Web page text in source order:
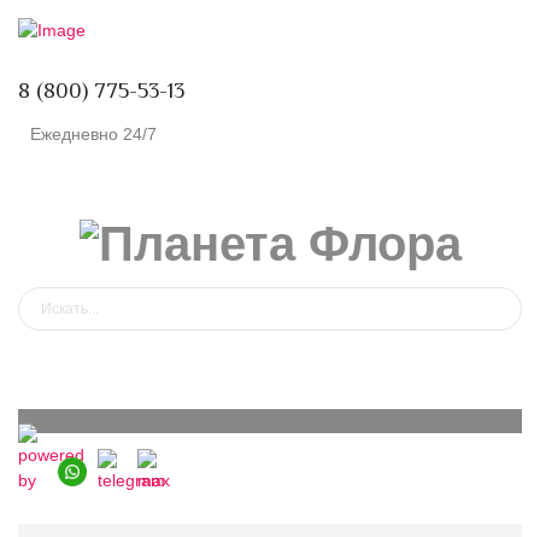
8 (800) 775-53-13
Ежедневно 24/7